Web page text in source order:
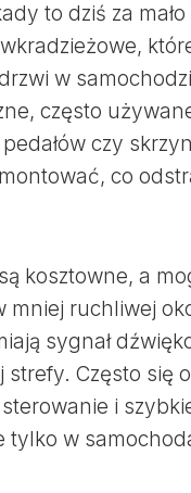
to dziś za
w
często
czy
co
kosztowne, a
mniej ruchliwej
sygnał
Często się
i
tylko w